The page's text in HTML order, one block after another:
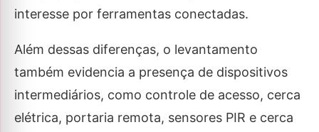
interesse por ferramentas conectadas.
Além dessas diferenças, o levantamento
também evidencia a presença de dispositivos
intermediários, como controle de acesso, cerca
elétrica, portaria remota, sensores PIR e cerca